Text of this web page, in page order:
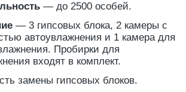
— до 2500 особей.
— 3 гипсовых блока, 2 камеры с
автоувлажнения и 1 камера для
Пробирки для
входят в комплект.
замены гипсовых блоков.